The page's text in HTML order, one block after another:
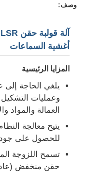
وصف:
أغشية السماعات
المزايا الرئيسية
يلغي الحاجة إلى
وعمليات
العمالة والمواد
يتيح معالجة
للحصول على